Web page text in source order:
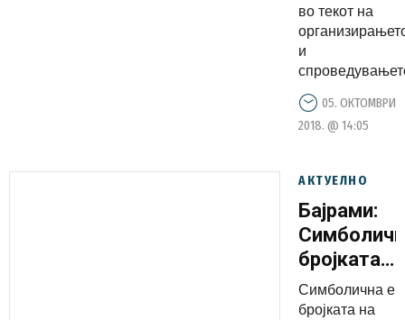
во текот на
и
05. ОКТОМВРИ
2018. @ 14:05
АКТУЕЛНО
Бајрами:
бројката
на пријави
Симболична е
бројката на